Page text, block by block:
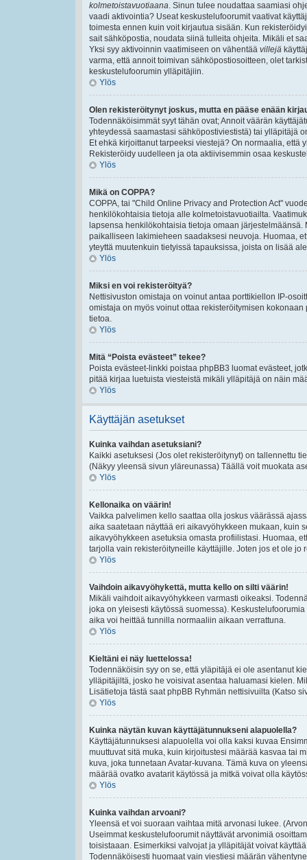
kolmetoistavuotiaana. Sinun tulee noudattaa saamiasi
vaadi aktivointia? Useat keskustelufoorumit vaativat
toimesta ennen kuin voit kirjautua sisään. Kun
sait sähköpostia, noudata siinä tulleita ohjeita. Mikäli et
Yksi syy aktivoinnin vaatimiseen on vähentää villejä
varma, että annoit toimivan sähköpostiosoitteen, olet
keskustelufoorumin ylläpitäjiin.
Ylös
Olen rekisteröitynyt joskus, mutta en pääse enään
Todennäköisimmät syyt tähän ovat; Annoit väärän
yhteydessä saamastasi sähköpostiviestistä) tai ylläpitäjä
Et ehkä kirjoittanut tarpeeksi viestejä? On normaalia,
Rekisteröidy uudelleen ja ota aktiivisemmin osaa
Ylös
Mikä on COPPA?
COPPA, tai "Child Online Privacy and Protection Act"
henkilökohtaisia tietoja alle kolmetoistavuotiailta.
lapsensa henkilökohtaisia tietoja omaan
paikalliseen lakimieheen saadaksesi neuvoja. Huomaa,
yteyttä muutenkuin tietyissä tapauksissa, joista on lisää
Ylös
Miksi en voi rekisteröityä?
Nettisivuston omistaja on voinut antaa porttikiellon IP-
omistaja on myös voinut ottaa rekisteröitymisen
tietoa.
Ylös
Mitä “Poista evästeet” tekee?
Poista evästeet-linkki poistaa phpBB3 luomat evästeet,
pitää kirjaa luetuista viesteistä mikäli ylläpitäjä on näin
Ylös
Käyttäjän asetukset
Kuinka vaihdan asetuksiani?
Kaikki asetuksesi (Jos olet rekisteröitynyt) on tallennettu
(Näkyy yleensä sivun yläreunassa) Täällä voit muokata
Ylös
Kellonaika on väärin!
Vaikka palvelimen kello saattaa olla joskus väärässä
aika saatetaan näyttää eri aikavyöhykkeen mukaan, kuin
aikavyöhykkeen asetuksia omasta profiilistasi. Huomaa,
tarjolla vain rekisteröityneille käyttäjille. Joten jos et ole jo
Ylös
Vaihdoin aikavyöhykettä, mutta kello on silti väärin!
Mikäli vaihdoit aikavyöhykkeen varmasti oikeaksi.
joka on yleisesti käytössä suomessa).
aika voi heittää tunnilla normaaliin aikaan verrattuna.
Ylös
Kieltäni ei näy luettelossa!
Todennäköisin syy on se, että yläpitäjä ei ole asentanut
ylläpitäjiltä, josko he voisivat asentaa haluamasi kielen.
Lisätietoja tästä saat phpBB Ryhmän nettisivuilta (Katso
Ylös
Kuinka näytän kuvan käyttäjätunnukseni alapuolella?
Käyttäjätunnuksesi alapuolella voi olla kaksi kuvaa
muuttuvat sitä muka, kuin kirjoitustesi määrää kasvaa tai
kuva, joka tunnetaan Avatar-kuvana. Tämä kuva on
määrää ovatko avatarit käytössä ja mitkä voivat olla
Ylös
Kuinka vaihdan arvoani?
Yleensä et voi suoraan vaihtaa mitä arvonasi lukee.
Useimmat keskustelufoorumit näyttävät arvonimiä
toisistaaan. Esimerkiksi valvojat ja ylläpitäjät voivat
Todennäköisesti huomaat vain viestiesi määrän